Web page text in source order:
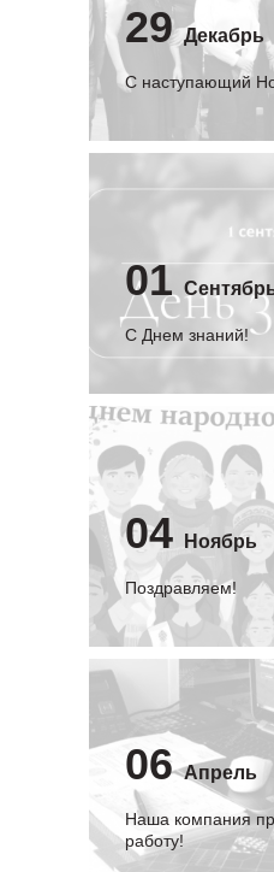
29 Декабрь
С наступающий
01
C Днем знаний!
04 Ноябрь
Поздравляем!
06 Апрель
Наша компания
работу!